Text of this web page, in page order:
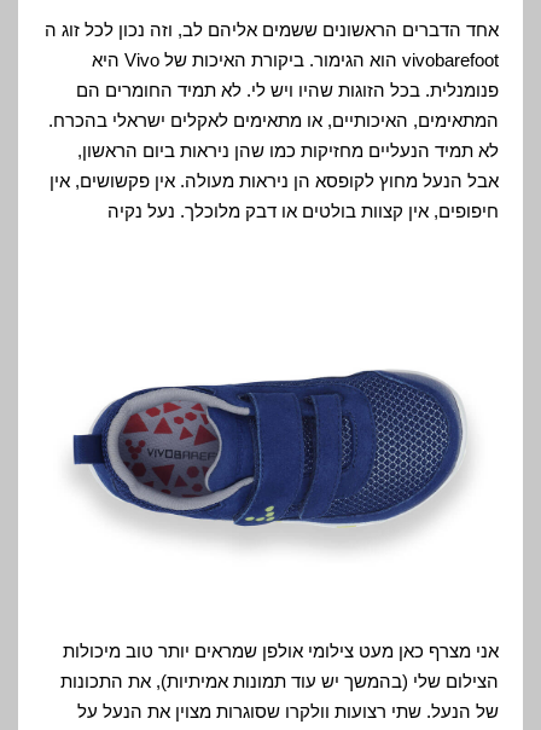
אחד הדברים הראשונים ששמים אליהם לב, וזה נכון לכל זוג ה
vivobarefoot הוא הגימור. ביקורת האיכות של Vivo היא
פנומנלית. בכל הזוגות שהיו ויש לי. לא תמיד החומרים הם
המתאימים, האיכותיים, או מתאימים לאקלים ישראלי בהכרח.
לא תמיד הנעליים מחזיקות כמו שהן ניראות ביום הראשון,
אבל הנעל מחוץ לקופסא הן ניראות מעולה. אין פקשושים, אין
חיפופים, אין קצוות בולטים או דבק מלוכלך. נעל נקיה
אני מצרף כאן מעט צילומי אולפן שמראים יותר טוב מיכולות
הצילום שלי (בהמשך יש עוד תמונות אמיתיות), את התכונות
של הנעל. שתי רצועות וולקרו שסוגרות מצוין את הנעל על